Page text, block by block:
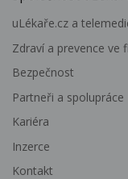
uLékaře.cz a
Zdraví a prevence ve
Bezpečnost
Partneři a spolupráce
Kariéra
Inzerce
Kontakt